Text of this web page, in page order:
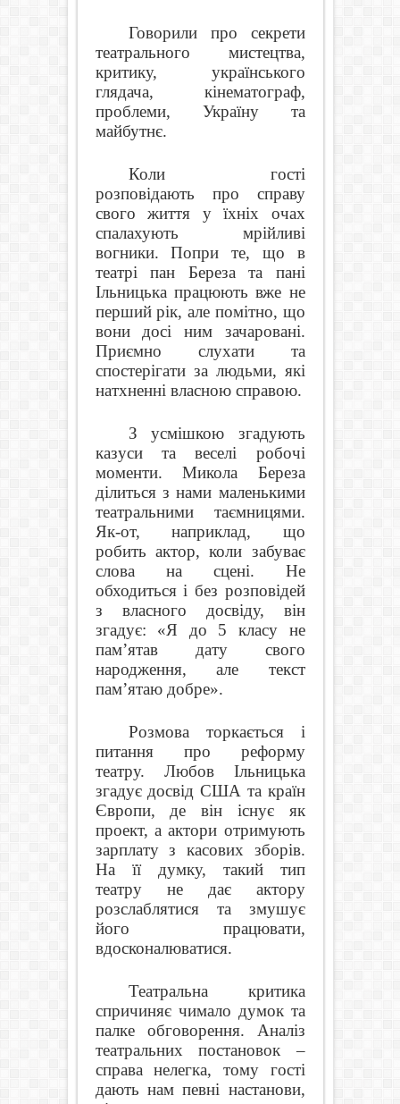
Говорили про секрети
театрального мистецтва,
критику, українського
глядача, кінематограф,
проблеми, Україну та
майбутнє.
Коли гості
розповідають про справу
свого життя у їхніх очах
спалахують мрійливі
вогники. Попри те, що в
театрі пан Береза та пані
Ільницька працюють вже не
перший рік, але помітно, що
вони досі ним зачаровані.
Приємно слухати та
спостерігати за людьми, які
натхненні власною справою.
З усмішкою згадують
казуси та веселі робочі
моменти. Микола Береза
ділиться з нами маленькими
театральними таємницями.
Як-от, наприклад, що
робить актор, коли забуває
слова на сцені. Не
обходиться і без розповідей
з власного досвіду, він
згадує: «Я до 5 класу не
пам’ятав дату свого
народження, але текст
пам’ятаю добре».
Розмова торкається і
питання про реформу
театру. Любов Ільницька
згадує досвід США та країн
Європи, де він існує як
проект, а актори отримують
зарплату з касових зборів.
На її думку, такий тип
театру не дає актору
розслаблятися та змушує
його працювати,
вдосконалюватися.
Театральна критика
спричиняє чимало думок та
палке обговорення. Аналіз
театральних постановок –
справа нелегка, тому гості
дають нам певні настанови,